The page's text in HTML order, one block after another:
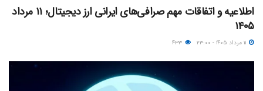
اطلاعیه و اتفاقات مهم صرافی‌های ایرانی ارز دیجیتال؛ ۱۱ مرداد
۱۴۰۵